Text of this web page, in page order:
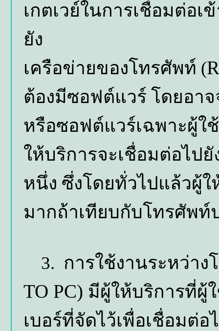
เกตเวย์ในการเชื่อมต่อเ
ยัง
เครือข่ายของโทรศัพท์ (
ต้องมีซอฟต์แวร์ โดยอา
หรือซอฟต์แวร์เฉพาะผู้ใ
ให้บริการจะเชื่อมต่อไป
หนึ่ง ซึ่งโดยทั่วไปแล้วผู้
มากถ้าเทียบกับโทรศัพท์
3. การใช้งานระหว่า
TO PC) มีผู้ให้บริการที่ผู้
เบอร์ที่จัดไว้เพื่อเชื่อมต่